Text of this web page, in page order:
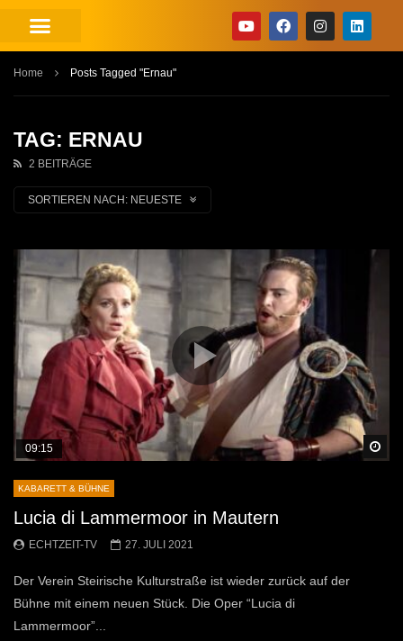
Home Posts Tagged "Ernau"
TAG: ERNAU
2 BEITRÄGE
SORTIEREN NACH: NEUESTE
09:15
KABARETT & BÜHNE
Lucia di Lammermoor in Mautern
ECHTZEIT-TV 27. JULI 2021
Der Verein Steirische Kulturstraße ist wieder zurück auf der
Bühne mit einem neuen Stück. Die Oper “Lucia di
Lammermoor”...